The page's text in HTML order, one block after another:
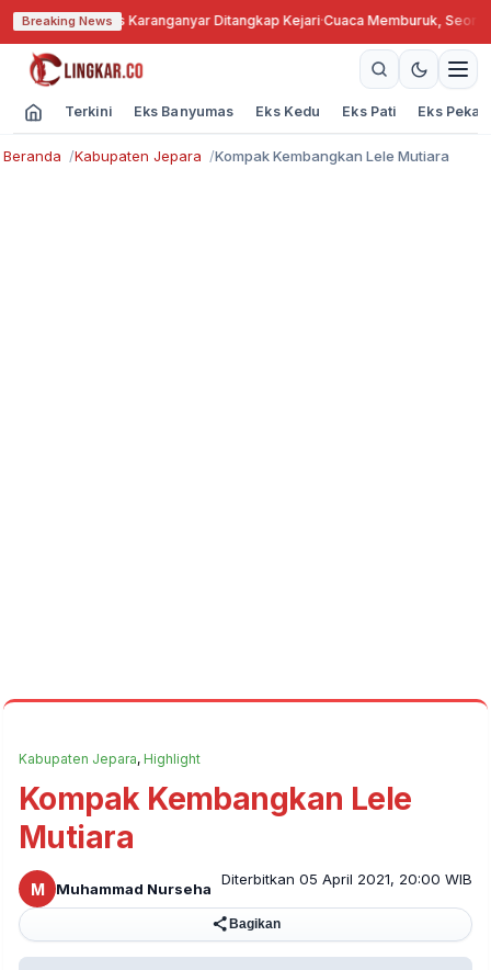
Breaking News
Kades Karanganyar Ditangkap Kejari·Cuaca Memburuk, Seorang
Terkini Eks Banyumas Eks Kedu Eks Pati Eks
Beranda Kabupaten Jepara Kompak Kembangkan Lele Mutiara
Kabupaten Jepara, Highlight
Kompak Kembangkan Lele
Mutiara
M Muhammad Nurseha
Diterbitkan 05 April 2021, 20:00 WIB
Bagikan